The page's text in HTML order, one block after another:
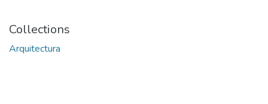
Collections
Arquitectura